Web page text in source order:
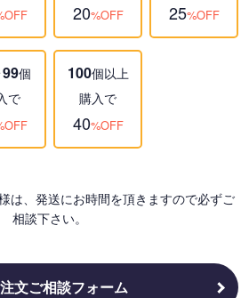
20%OFF 25%OFF
個
で
100個以上
購入で
40%OFF
は、発送にお時間を頂きますので必ずご
相談下さい。
文ご相談フォーム